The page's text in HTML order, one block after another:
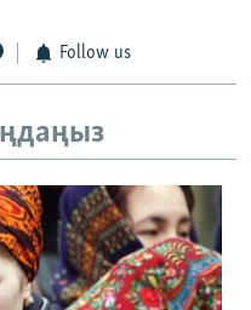
Follow us